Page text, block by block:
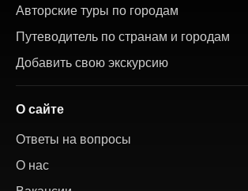
Авторские туры по городам
Путеводитель по странам и городам
Добавить свою экскурсию
О сайте
Ответы на вопросы
О нас